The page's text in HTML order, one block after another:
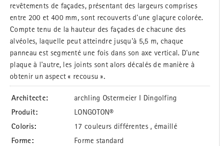
revêtements de façades, présentant des largeurs comprises
entre 200 et 400 mm, sont recouverts d'une glaçure colorée.
Compte tenu de la hauteur des façades de chacune des
alvéoles, laquelle peut atteindre jusqu'à 5,5 m, chaque
panneau est segmenté une fois dans son axe vertical. D'une
plaque à l'autre, les joints sont alors décalés de manière à
obtenir un aspect « recousu ».
Architecte: archIing Ostermeier I Dingolfing
Produit: LONGOTON®
Coloris: 17 couleurs différentes , émaillé
Forme: Forme standard